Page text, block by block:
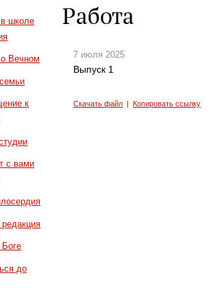
школе
Вечном
к
с вами
до
Работа
7 июля 2025
Выпуск 1
Скачать файл |Копировать ссылку